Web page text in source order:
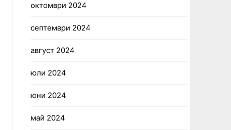
октомври 2024
септември 2024
август 2024
юли 2024
юни 2024
май 2024